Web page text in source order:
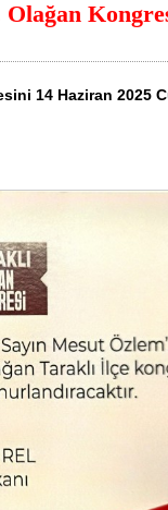
Olağan
14 Haziran 2025